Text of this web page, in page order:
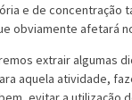
e de concentração
obviamente afetará
extrair algumas
aquela atividade,